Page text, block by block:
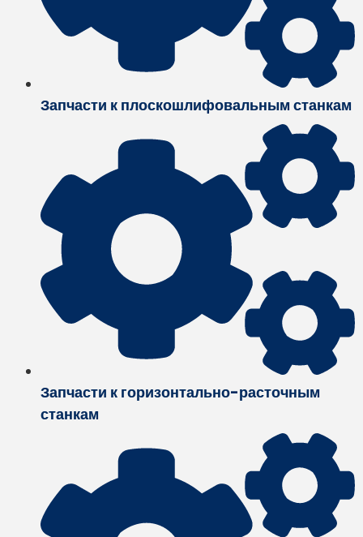
Запчасти к плоскошлифовальным станкам
Запчасти к горизонтально-расточным
станкам